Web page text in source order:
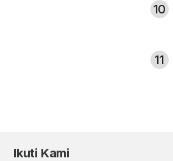
10
11
Ikuti Kami